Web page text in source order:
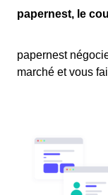
papernest, le
papernest
marché et vous